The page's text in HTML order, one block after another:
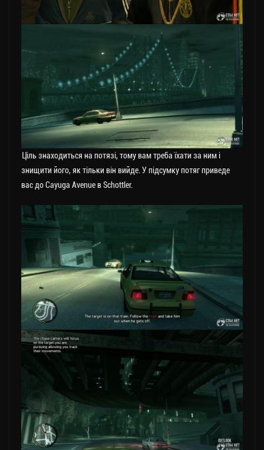
Ціль знаходиться на потязі, тому вам треба їхати за ним і
знищити його, як тільки він вийде. У підсумку потяг приведе
вас до Cayuga Avenue в Schottler.